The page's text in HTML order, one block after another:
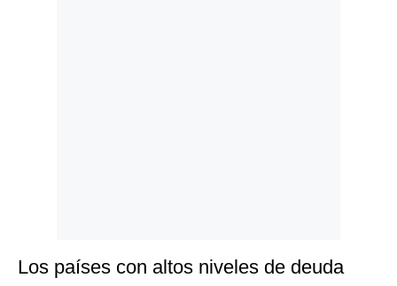
Los países con altos niveles de deuda